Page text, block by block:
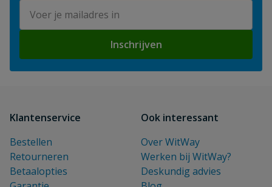
Inschrijven
Klantenservice
Bestellen
Retourneren
Betaalopties
Ook interessant
Over WitWay
Werken bij WitWay?
Deskundig advies